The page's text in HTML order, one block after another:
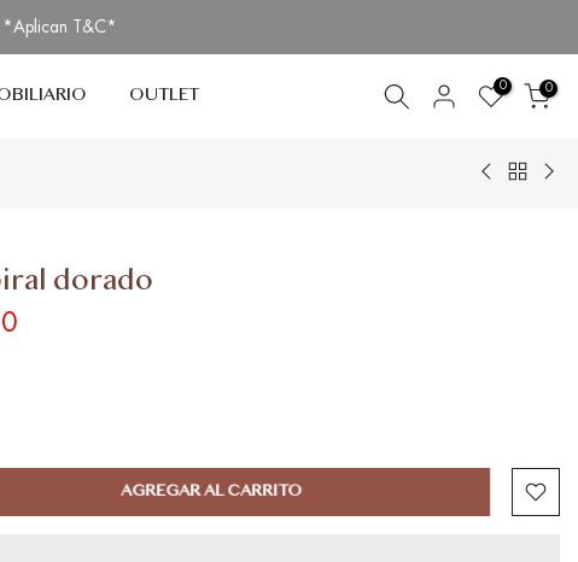
*Aplican T&C*
OUTLET 0 0
dorado
AGREGAR AL CARRITO